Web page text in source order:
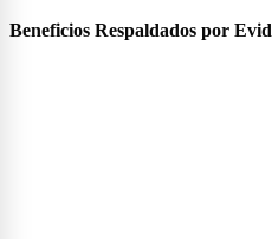
Beneficios Respaldados por